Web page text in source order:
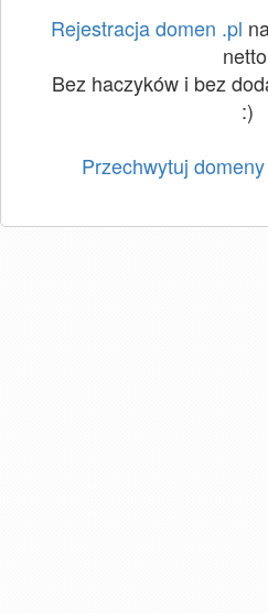
Rejestracja domen .pl
Bez haczyków i bez
:)
Przechwytuj domeny